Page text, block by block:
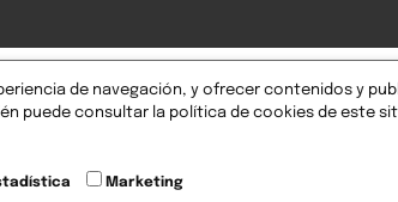
Nosotros Servicios
de navegación, y ofrecer contenidos y
puede consultar la política de cookies de este
Marketing